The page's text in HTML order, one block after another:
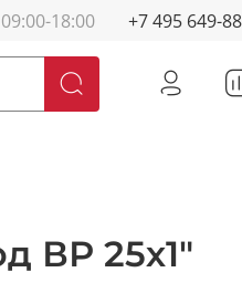
18:00 +7 495 649-
ВР 25х1"